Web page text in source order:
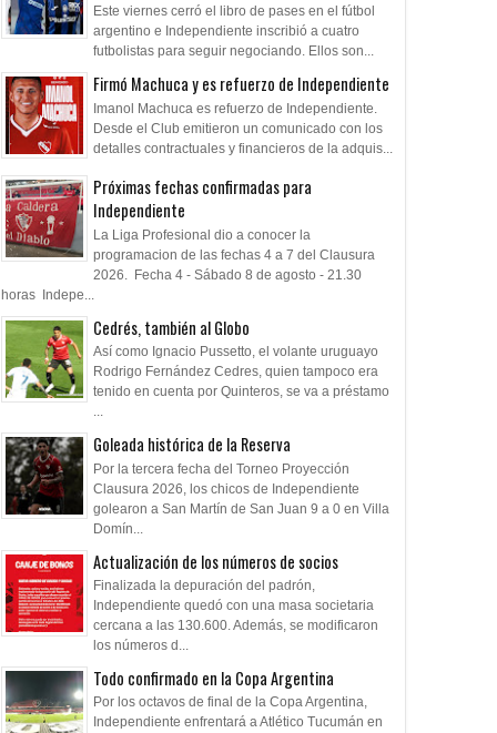
Este viernes cerró el libro de pases en el fútbol
argentino e Independiente inscribió a cuatro
futbolistas para seguir negociando. Ellos son...
Firmó Machuca y es refuerzo de Independiente
Imanol Machuca es refuerzo de Independiente.
Desde el Club emitieron un comunicado con los
detalles contractuales y financieros de la adquis...
Próximas fechas confirmadas para
Independiente
La Liga Profesional dio a conocer la
programacion de las fechas 4 a 7 del Clausura
2026. Fecha 4 - Sábado 8 de agosto - 21.30
horas Indepe...
Cedrés, también al Globo
Así como Ignacio Pussetto, el volante uruguayo
Rodrigo Fernández Cedres, quien tampoco era
tenido en cuenta por Quinteros, se va a préstamo
...
Goleada histórica de la Reserva
Por la tercera fecha del Torneo Proyección
Clausura 2026, los chicos de Independiente
golearon a San Martín de San Juan 9 a 0 en Villa
Domín...
Actualización de los números de socios
Finalizada la depuración del padrón,
Independiente quedó con una masa societaria
cercana a las 130.600. Además, se modificaron
los números d...
Todo confirmado en la Copa Argentina
Por los octavos de final de la Copa Argentina,
Independiente enfrentará a Atlético Tucumán en